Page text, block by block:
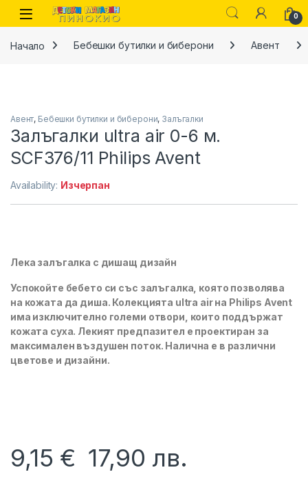
Skip to navigation
Skip to content
0
Начало Бебешки бутилки и биберони Авент
Авент, Бебешки бутилки и биберони, Залъгалки
Залъгалки ultra air 0-6 м.
SCF376/11 Philips Avent
Availability: Изчерпан
Лека залъгалка с дишащ дизайн
Успокойте бебето си със залъгалка, която позволява
на кожата да диша. Колекцията ultra air на Philips Avent
има изключително големи отвори, които поддържат
кожата суха. Лекият предпазител е проектиран за
максимален въздушен поток. Налична е в различни
цветове и дизайни.
9,15 € 17,90 лв.